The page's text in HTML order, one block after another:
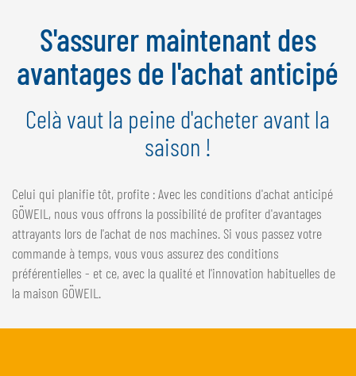
FRANÇAIS
GÖWEIL Schweiz
S'assurer maintenant des
avantages de l'achat anticipé
Celà vaut la peine d'acheter avant la
saison !
Celui qui planifie tôt, profite : Avec les conditions d'achat anticipé
GÖWEIL, nous vous offrons la possibilité de profiter d'avantages
attrayants lors de l'achat de nos machines. Si vous passez votre
commande à temps, vous vous assurez des conditions
préférentielles - et ce, avec la qualité et l'innovation habituelles de
la maison GÖWEIL.